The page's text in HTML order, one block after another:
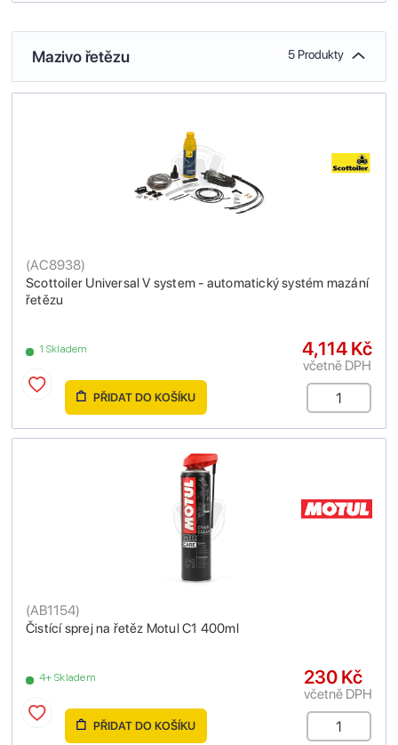
Mazivo řetězu 5 Produkty
Scottoiler Universal V system - automatický systém mazání
řetězu
(AC8938)
1 Skladem 4,114 Kč
včetně DPH
PŘIDAT DO KOŠÍKU
Čistící sprej na řetěz Motul C1 400ml
(AB1154)
4+ Skladem 230 Kč
včetně DPH
PŘIDAT DO KOŠÍKU